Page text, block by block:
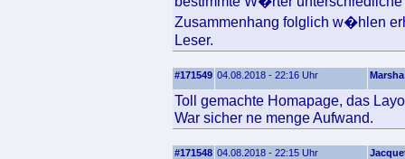
Zusammenhang folglich w�hlen
Leser.
#171549 04.08.2018 - 22:16 Uhr Marsha
Toll gemachte Homapage, das
War sicher ne menge Aufwand.
#171548 04.08.2018 - 22:15 Uhr